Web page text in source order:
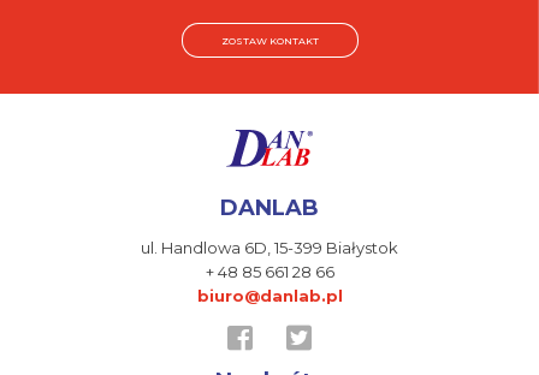
ZOSTAW KONTAKT
DANLAB
ul. Handlowa 6D,15-399 Białystok
+ 48 85 661 28 66
biuro@danlab.pl